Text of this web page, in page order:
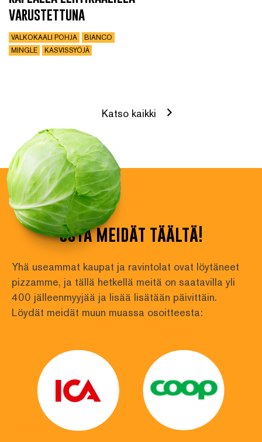
varustettuna
VALKOKAALI POHJA
BIANCO
MINGLE
KASVISSYÖJÄ
Katso kaikki
osta meidät täältä!
Yhä useammat kaupat ja ravintolat ovat löytäneet
pizzamme, ja tällä hetkellä meitä on saatavilla yli
400 jälleenmyyjää ja lisää lisätään päivittäin.
Löydät meidät muun muassa osoitteesta: